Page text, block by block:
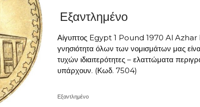
Εξαντλημένο
Αίγυπτος Egypt 1 Pound 1970 Al
γνησιότητα όλων των νομισμάτων μας
τυχών ιδιαιτερότητες – ελαττώματα
υπάρχουν. (Κωδ. 7504)
Εξαντλημένο